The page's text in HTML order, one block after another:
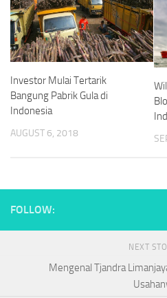
Investor Mulai Tertarik
Bangung Pabrik Gula di
Indonesia
AUGUST 6, 2018
FOLLOW:
NEXT
Mengenal Tjandra